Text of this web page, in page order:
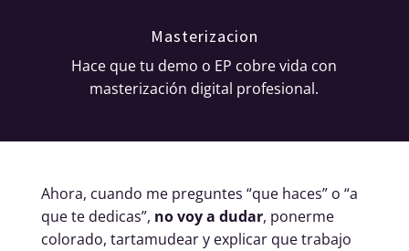
Masterizacion
Hace que tu demo o EP cobre vida con
masterización digital profesional.
Ahora, cuando me preguntes “que haces” o “a
que te dedicas”, no voy a dudar, ponerme
colorado, tartamudear y explicar que trabajo